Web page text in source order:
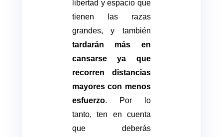
libertad y espacio que
tienen las razas
grandes, y también
tardarán más en
cansarse ya que
recorren distancias
mayores con menos
esfuerzo. Por lo
tanto, ten en cuenta
que deberás